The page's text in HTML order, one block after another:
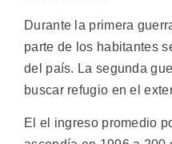
Durante la primera
parte de los habitantes
del país. La segunda
buscar refugio en el
El el ingreso promedio